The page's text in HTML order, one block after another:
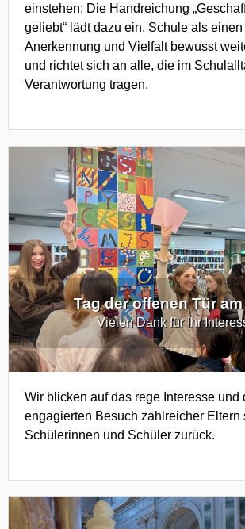
einstehen: Die Handreichung
geliebt“ lädt dazu ein, Schule als einen
Anerkennung und Vielfalt bewusst
und richtet sich an alle, die im
Verantwortung tragen.
Tag der offenen Tür am
Vielen Dank für Ihr
Wir blicken auf das rege Interesse und
engagierten Besuch zahlreicher Eltern
Schülerinnen und Schüler zurück.